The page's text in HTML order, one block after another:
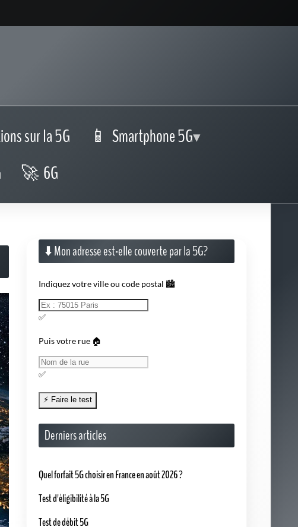
sur la 5G
Smartphone 5G
6G
⬇️ Mon adresse est-elle couverte par la 5G?
Indiquez votre ville ou code postal 🏙️
✅
Puis votre rue 🏠
✅
Derniers articles
Quel forfait 5G choisir en France en août 2026 ?
Test d'éligibilité à la 5G
Test de débit 5G